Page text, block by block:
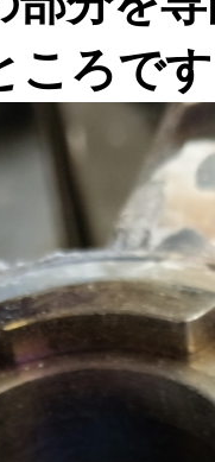
ころで